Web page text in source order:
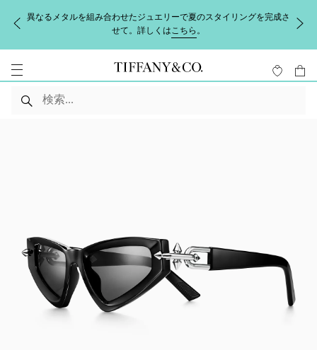
異なるメタルを組み合わせたジュエリーで夏のスタイリングを完成さ
せて。詳しくはこちら 。